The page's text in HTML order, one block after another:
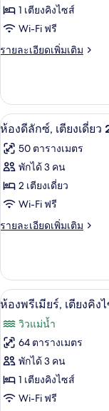
นอน,
วิว
แม่น้ำ
คิว
ทีฟ
ท,
วิว
แม่น้ำ
ของ
ห้อง
ดี
ซ์,
เตียง
คิง
ไซส์
1
เตียง
1 เตียงคิงไซส์
Wi-Fi ฟรี
รายละเอียดเพิ่มเติม
ราย
เกี่ยว
กับ
ห้อง
ลัก
ซ์,
คิง
ไซส์
เตียง
เปิด
ภาพถ่าย
ทั้งหมด
ของ
ห้อง
ดี
ซ์,
เตียง
เดี่ยว
2
เตียง
5
ห้องดีลักซ์, เตียงเดี่ยว
50 ตารางเมตร
พักได้ 3 คน
2 เตียงเดี่ยว
Wi-Fi ฟรี
รายละเอียดเพิ่มเติม
ราย
เกี่ยว
กับ
ห้อง
ลัก
ซ์,
เดี่ยว
2
เตียง
เปิด
ภาพถ่าย
ทั้งหมด
ของ
ห้อง
พรีเมียร์,
6
ห้องพรีเมียร์, เตียงคิง
วิวแม่น้ำ
64 ตารางเมตร
พักได้ 3 คน
1 เตียงคิงไซส์
Wi-Fi ฟรี